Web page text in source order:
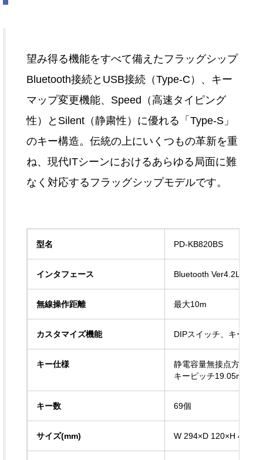
望み得る機能をすべて備えたフラッグシップ
Bluetooth接続とUSB接続（Type-C）、キー
マップ変更機能、Speed（高速タイピング
性）とSilent（静粛性）に優れる「Type-S」
のキー構造。伝統の上にいくつもの革新を重
ね、現代ITシーンにおけるあらゆる局面に難
なく対応するフラッグシップモデルです。
型名 PD-KB820BS
インタフェース Bluetooth Ver4.2LE
無線操作距離 最大10m
カスタマイズ機能 DIPスイッチ、キーマ
キー仕様
静電容量無接点方式、
キーピッチ19.05mm
キー数 69個
サイズ(mm) W 294×D 120×H 40 (